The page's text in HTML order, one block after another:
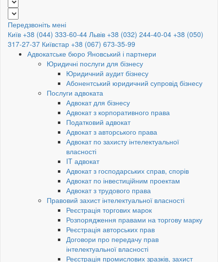
Передзвоніть мені
Київ +38 (044) 333-60-44 Львів +38 (032) 244-40-04 +38 (050)
317-27-37 Київстар +38 (067) 673-35-99
Адвокатське бюро Яновський і партнери
Юридичні послуги для бізнесу
Юридичний аудит бізнесу
Абонентський юридичний супровід бізнесу
Послуги адвоката
Адвокат для бізнесу
Адвокат з корпоративного права
Податковий адвокат
Адвокат з авторського права
Адвокат по захисту інтелектуальної
власності
IT адвокат
Адвокат з господарських справ, спорів
Адвокат по інвестиційним проектам
Адвокат з трудового права
Правовий захист інтелектуальної власності
Реєстрація торгових марок
Розпорядження правами на торгову марку
Реєстрація авторських прав
Договори про передачу прав
інтелектуальної власності
Реєстрація промислових зразків, захист